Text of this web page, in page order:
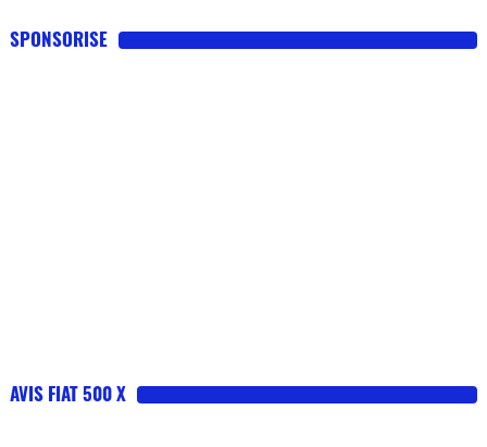
SPONSORISE
AVIS FIAT 500 X